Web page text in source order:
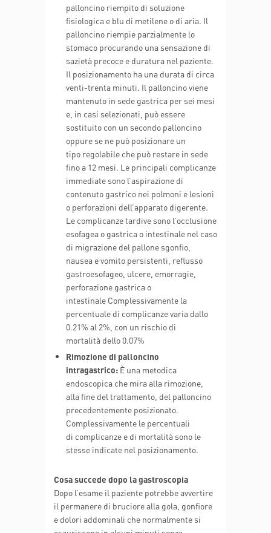
palloncino riempito di soluzione
fisiologica e blu di metilene o di aria. Il
palloncino riempie parzialmente lo
stomaco procurando una sensazione di
sazietà precoce e duratura nel paziente.
Il posizionamento ha una durata di circa
venti-trenta minuti. Il palloncino viene
mantenuto in sede gastrica per sei mesi
e, in casi selezionati, può essere
sostituito con un secondo palloncino
oppure se ne può posizionare un
tipo regolabile che può restare in sede
fino a 12 mesi. Le principali complicanze
immediate sono l’aspirazione di
contenuto gastrico nei polmoni e lesioni
o perforazioni dell’apparato digerente.
Le complicanze tardive sono l’occlusione
esofagea o gastrica o intestinale nel caso
di migrazione del pallone sgonfio,
nausea e vomito persistenti, reflusso
gastroesofageo, ulcere, emorragie,
perforazione gastrica o
intestinale Complessivamente la
percentuale di complicanze varia dallo
0.21% al 2%, con un rischio di
mortalità dello 0.07%
Rimozione di palloncino
intragastrico: È una metodica
endoscopica che mira alla rimozione,
alla fine del trattamento, del palloncino
precedentemente posizionato.
Complessivamente le percentuali
di complicanze e di mortalità sono le
stesse indicate nel posizionamento.
Cosa succede dopo la gastroscopia
Dopo l’esame il paziente potrebbe avvertire
il permanere di bruciore alla gola, gonfiore
e dolori addominali che normalmente si